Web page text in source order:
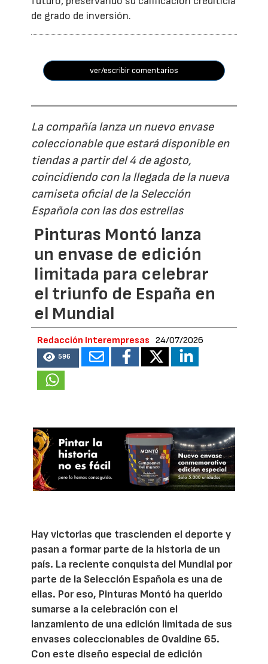
de grado de inversión.
ver/escribir comentarios
La compañía lanza un nuevo envase
coleccionable que estará disponible en
tiendas a partir del 4 de agosto,
coincidiendo con la llegada de la nueva
camiseta oficial de la Selección
Española con las dos estrellas
Pinturas Montó lanza
un envase de edición
limitada para celebrar
el triunfo de España en
el Mundial
Redacción Interempresas 24/07/2026
596
Hay victorias que trascienden el deporte y
pasan a formar parte de la historia de un
país. La reciente conquista del Mundial por
parte de la Selección Española es una de
ellas. Por eso, Pinturas Montó ha querido
sumarse a la celebración con el
lanzamiento de una edición limitada de sus
envases coleccionables de Ovaldine 65.
Con este diseño especial de edición